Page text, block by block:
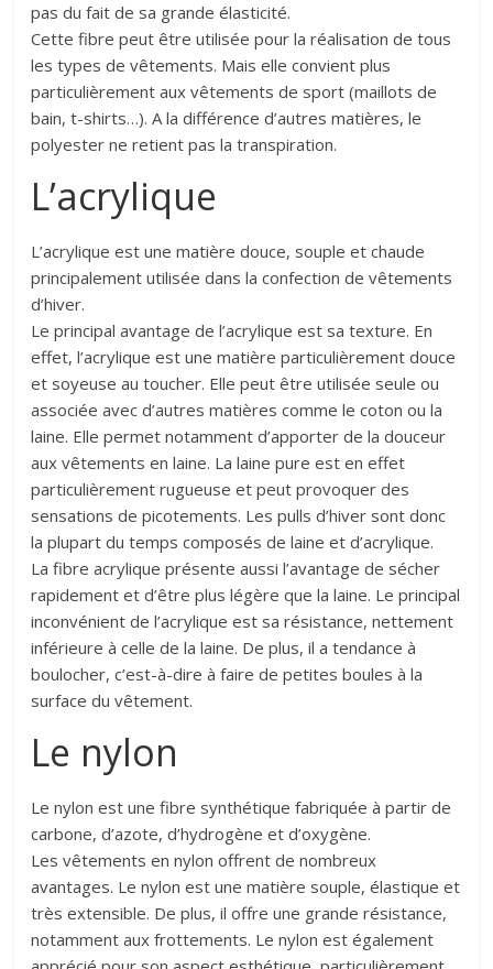
pas du fait de sa grande élasticité.
Cette fibre peut être utilisée pour la réalisation de tous
les types de vêtements. Mais elle convient plus
particulièrement aux vêtements de sport (maillots de
bain, t-shirts…). A la différence d’autres matières, le
polyester ne retient pas la transpiration.
L’acrylique
L’acrylique est une matière douce, souple et chaude
principalement utilisée dans la confection de vêtements
d’hiver.
Le principal avantage de l’acrylique est sa texture. En
effet, l’acrylique est une matière particulièrement douce
et soyeuse au toucher. Elle peut être utilisée seule ou
associée avec d’autres matières comme le coton ou la
laine. Elle permet notamment d’apporter de la douceur
aux vêtements en laine. La laine pure est en effet
particulièrement rugueuse et peut provoquer des
sensations de picotements. Les pulls d’hiver sont donc
la plupart du temps composés de laine et d’acrylique.
La fibre acrylique présente aussi l’avantage de sécher
rapidement et d’être plus légère que la laine. Le principal
inconvénient de l’acrylique est sa résistance, nettement
inférieure à celle de la laine. De plus, il a tendance à
boulocher, c’est-à-dire à faire de petites boules à la
surface du vêtement.
Le nylon
Le nylon est une fibre synthétique fabriquée à partir de
carbone, d’azote, d’hydrogène et d’oxygène.
Les vêtements en nylon offrent de nombreux
avantages. Le nylon est une matière souple, élastique et
très extensible. De plus, il offre une grande résistance,
notamment aux frottements. Le nylon est également